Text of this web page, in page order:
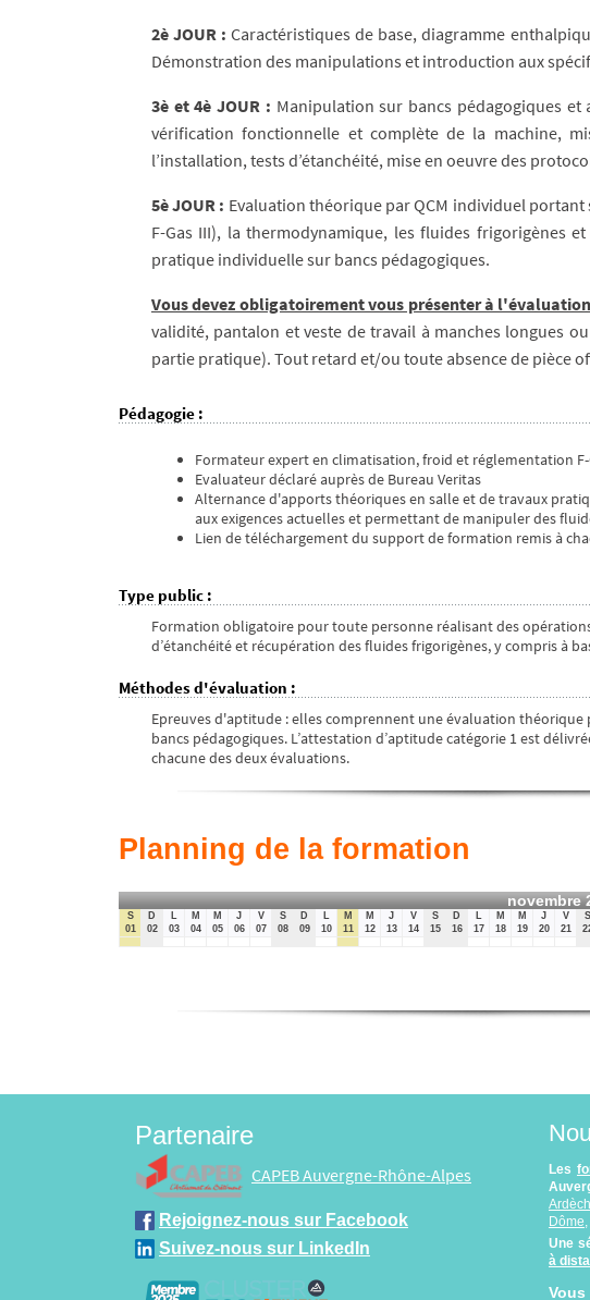
2è JOUR : Caractéristiques de base, diagramme
Démonstration des manipulations et introduction aux
3è et 4è JOUR : Manipulation sur bancs pédagogiques
vérification fonctionnelle et complète de la machine,
l’installation, tests d’étanchéité, mise en oeuvre des
5è JOUR : Evaluation théorique par QCM individuel
F-Gas III), la thermodynamique, les fluides frigorigènes
pratique individuelle sur bancs pédagogiques.
Vous devez obligatoirement vous présenter à
validité, pantalon et veste de travail à manches longues
partie pratique). Tout retard et/ou toute absence de pièce
Pédagogie :
Formateur expert en climatisation, froid et réglementation F-
Evaluateur déclaré auprès de Bureau Veritas
Alternance d'apports théoriques en salle et de travaux
aux exigences actuelles et permettant de manipuler des
Lien de téléchargement du support de formation remis à
Type public :
Formation obligatoire pour toute personne réalisant des
d’étanchéité et récupération des fluides frigorigènes, y compris à
Méthodes d'évaluation :
Epreuves d'aptitude : elles comprennent une évaluation
bancs pédagogiques. L’attestation d’aptitude catégorie 1 est
chacune des deux évaluations.
Planning de la formation
novembre
S
01
D
02
03
M
04
M
05
J
06
V
07
S
08
D
09
10
M
11
M
12
J
13
V
14
S
15
D
16
17
M
18
M
19
J
20
V
21
S
Partenaire
CAPEB Auvergne-Rhône-Alpes
Rejoignez-nous sur Facebook
Suivez-nous sur LinkedIn
Les
Dôme,
Une
à